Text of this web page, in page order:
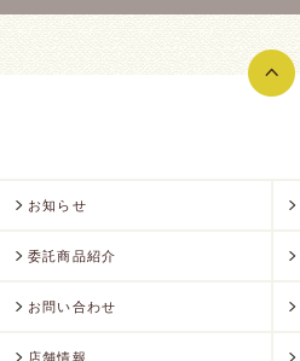
お知らせ
委託商品紹介
お問い合わせ
店舗情報